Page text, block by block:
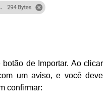
de Importar. Ao clicar
umaviso, e você deve
confirmar: